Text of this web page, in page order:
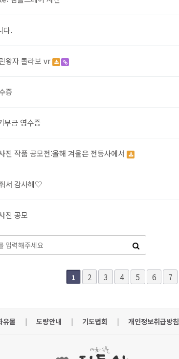
다.
왕자 콜라보 vr
증
부금 영수증
진 작품 공모전:올해 겨울은 전등사에서
서 감사해♡
진 공모
1 2 3 4 5 6 7
유물 | 도량안내 | 기도법회 | 개인정보취급방침